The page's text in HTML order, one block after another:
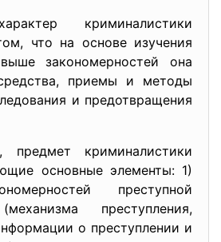
криминалистики
что на основе изучения
закономерностей она
приемы и методы
и предотвращения
предмет криминалистики
основные элементы: 1)
преступной
преступления,
о преступлении и